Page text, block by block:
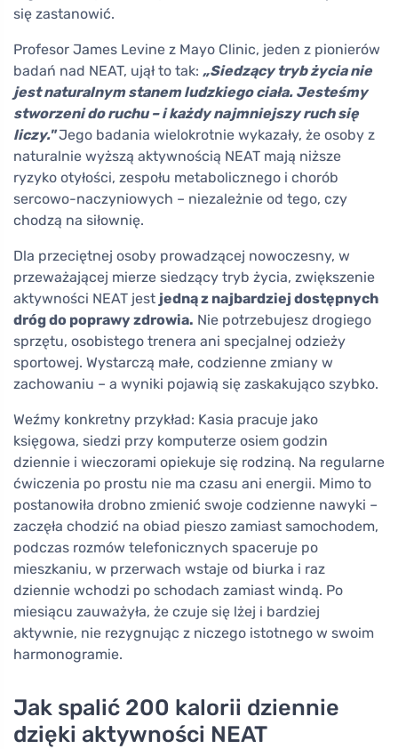
się zastanowić.
Profesor James Levine z Mayo Clinic, jeden z pionierów
badań nad NEAT, ujął to tak: „Siedzący tryb życia nie
jest naturalnym stanem ludzkiego ciała. Jesteśmy
stworzeni do ruchu – i każdy najmniejszy ruch się
liczy."Jego badania wielokrotnie wykazały, że osoby z
naturalnie wyższą aktywnością NEAT mają niższe
ryzyko otyłości, zespołu metabolicznego i chorób
sercowo-naczyniowych – niezależnie od tego, czy
chodzą na siłownię.
Dla przeciętnej osoby prowadzącej nowoczesny, w
przeważającej mierze siedzący tryb życia, zwiększenie
aktywności NEAT jest jedną z najbardziej dostępnych
dróg do poprawy zdrowia. Nie potrzebujesz drogiego
sprzętu, osobistego trenera ani specjalnej odzieży
sportowej. Wystarczą małe, codzienne zmiany w
zachowaniu – a wyniki pojawią się zaskakująco szybko.
Weźmy konkretny przykład: Kasia pracuje jako
księgowa, siedzi przy komputerze osiem godzin
dziennie i wieczorami opiekuje się rodziną. Na regularne
ćwiczenia po prostu nie ma czasu ani energii. Mimo to
postanowiła drobno zmienić swoje codzienne nawyki –
zaczęła chodzić na obiad pieszo zamiast samochodem,
podczas rozmów telefonicznych spaceruje po
mieszkaniu, w przerwach wstaje od biurka i raz
dziennie wchodzi po schodach zamiast windą. Po
miesiącu zauważyła, że czuje się lżej i bardziej
aktywnie, nie rezygnując z niczego istotnego w swoim
harmonogramie.
Jak spalić 200 kalorii dziennie
dzięki aktywności NEAT